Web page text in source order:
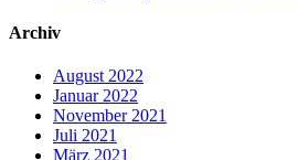
Archiv
August 2022
Januar 2022
November 2021
Juli 2021
März 2021